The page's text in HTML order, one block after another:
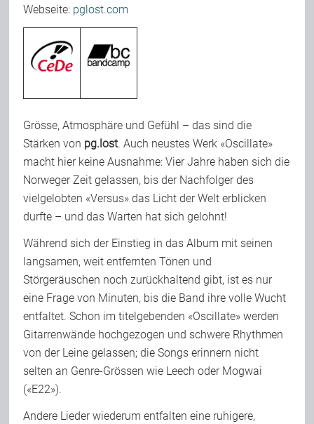
Team
Join Us
Support Us
Kalender
Playlisten
Webseite: pglost.com
Grösse, Atmosphäre und Gefühl – das sind die
Stärken von pg.lost. Auch neustes Werk «Oscillate»
macht hier keine Ausnahme: Vier Jahre haben sich die
Norweger Zeit gelassen, bis der Nachfolger des
vielgelobten «Versus» das Licht der Welt erblicken
durfte – und das Warten hat sich gelohnt!
Während sich der Einstieg in das Album mit seinen
langsamen, weit entfernten Tönen und
Störgeräuschen noch zurückhaltend gibt, ist es nur
eine Frage von Minuten, bis die Band ihre volle Wucht
entfaltet. Schon im titelgebenden «Oscillate» werden
Gitarrenwände hochgezogen und schwere Rhythmen
von der Leine gelassen; die Songs erinnern nicht
selten an Genre-Grössen wie Leech oder Mogwai
(«E22»).
Andere Lieder wiederum entfalten eine ruhigere,